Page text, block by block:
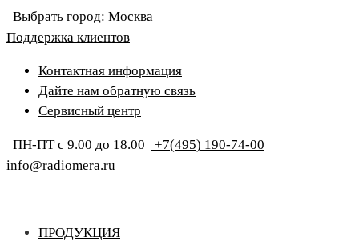
Выбрать город: Москва
Поддержка клиентов
Контактная информация
Дайте нам обратную связь
Сервисный центр
ПН-ПТ с 9.00 до 18.00
+7(495) 190-74-00
info@radiomera.ru
ПРОДУКЦИЯ